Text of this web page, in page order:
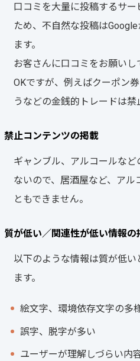
口コミを大量に投稿するサ
ため、不自然な投稿は
ます。
お客さんに口コミをお願い
OKですが、例えばクーポン
うなどの金銭的トレードは禁
禁止コンテンツの掲載
ギャンブル、アルコールな
ないので、居酒屋など、ア
ともできません。
質が低い／関連性が低い情報の
以下のような情報は質が低
ます。
絵文字、環境依存文字の多
誤字、脱字が多い
ユーザーが理解しづらい内